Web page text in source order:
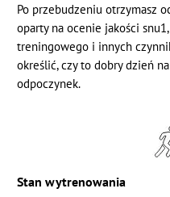
Po przebudzeniu otrzymasz
oparty na ocenie jakości
treningowego i innych
określić, czy to dobry dzień
odpoczynek.
Stan wytrenowania